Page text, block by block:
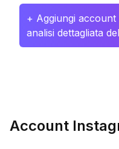
+ Aggiungi
analisi dettagliata
Account